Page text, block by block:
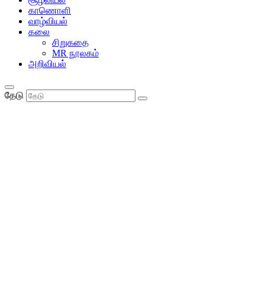
காணொளி
வாழ்வியல்
கலை
சிறுகதை
MR நூலகம்
அறிவியல்
தேடு